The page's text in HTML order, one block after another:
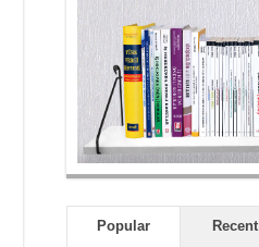
Popular Recent